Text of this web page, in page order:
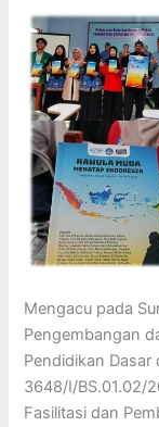
Mengacu pada
Pengembangan
Pendidikan
3648/I/BS.01.02/
Fasilitasi dan